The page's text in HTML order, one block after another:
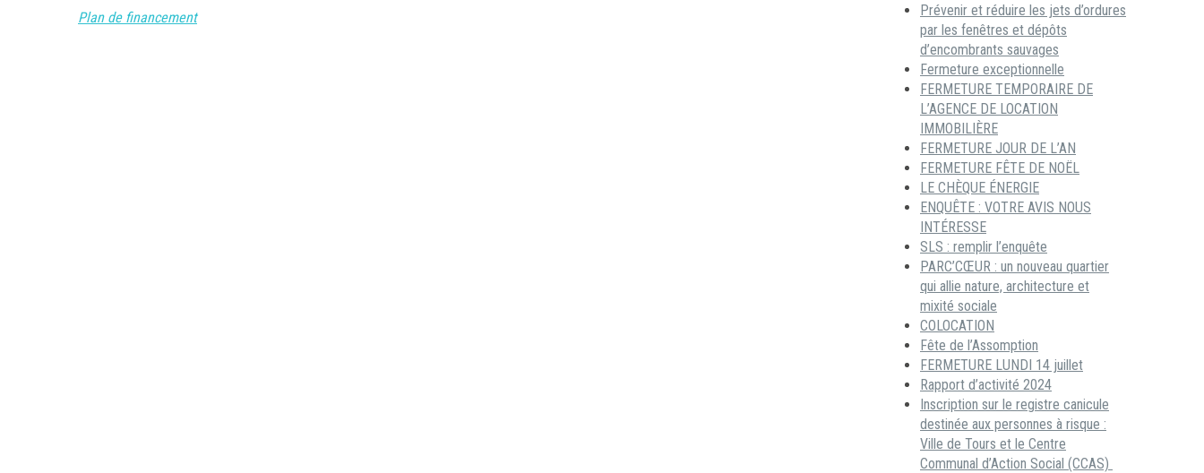
Prévenir et réduire les jets d’ordures
par les fenêtres et dépôts
d’encombrants sauvages
Fermeture exceptionnelle
FERMETURE TEMPORAIRE DE
L’AGENCE DE LOCATION
IMMOBILIÈRE
FERMETURE JOUR DE L’AN
FERMETURE FÊTE DE NOËL
LE CHÈQUE ÉNERGIE
ENQUÊTE : VOTRE AVIS NOUS
INTÉRESSE
SLS : remplir l’enquête
PARC’CŒUR : un nouveau quartier
qui allie nature, architecture et
mixité sociale
COLOCATION
Fête de l’Assomption
FERMETURE LUNDI 14 juillet
Rapport d’activité 2024
Inscription sur le registre canicule
destinée aux personnes à risque :
Ville de Tours et le Centre
Communal d’Action Social (CCAS)
Plan de financement